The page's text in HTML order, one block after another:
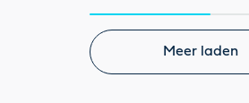
Meer laden